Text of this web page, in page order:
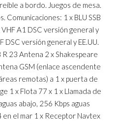
a bordo. Juegos de mesa.
Comunicaciones: 1 x BLU SSB
A1 DSC versión general y
DSC versión general y EE.UU.
23 Antena 2 x Shakespeare
GSM (enlace ascendente
remotas) a 1 x puerta de
1 x Flota 77 x 1 x Llamada de
abajo, 256 Kbps aguas
en el mar 1 x Receptor Navtex